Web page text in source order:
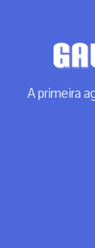
A primeira